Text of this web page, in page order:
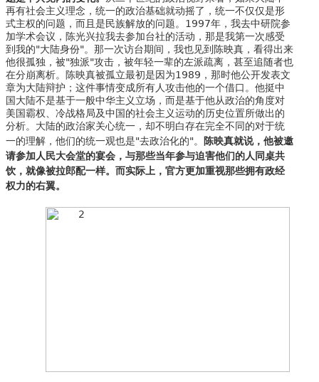
再有社会主义理念，统一的政治基础就动摇了，统一不仅仅是形
式主权的问题，而且是民族解放的问题。1997年，我去中研院参
加学术会议，陈光兴拉我去参加台社的活动，那是我第一次感受
到我的"大陆身份"。那一次访台期间，我也见到陈映真，看得出来
他很孤独，被"独派"攻击，被年轻一辈的左派疏离，甚至追随者也
在分崩离析。陈映真被孤立最初是因为1989，那时他公开发表文
章为大陆辩护；这件事情变成所有人攻击他的一个借口。他挺中
国大陆不是基于一般中华主义立场，而是基于他从政治的角度对
美国霸权、冷战格局及中国的社会主义运动的历史位置所做出的
分析。大陆的政治家关心统一，却不明白存在完全不同的对于统
一的理解，他们的统一观也是"去政治化的"。 陈映真就说，他被邀
请参加人民大会堂的宴会，与那些当年参与迫害他们的人同桌共
饮，就像被拉郎配一样。而实际上，官方更加重视那些拥有政经
权力的右翼。